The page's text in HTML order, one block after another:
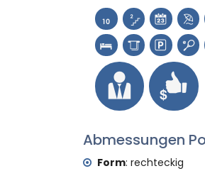
Sehenswürdigkeiten
Museum
Viento, Jávea),
Jávea, Jávea),
Unterkunft)
Burg (Portal de la
Tennis, Golf (La
Kajakfahren,
Abmessungen
Form: rechteckig